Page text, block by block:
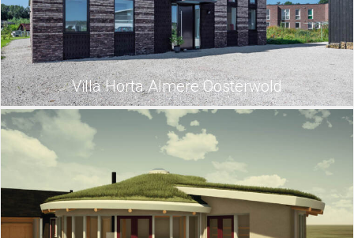
Villa Horta Almere Oosterwold